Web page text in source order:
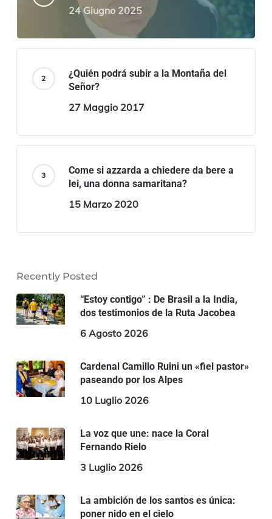
24 Giugno 2025
¿Quién podrá subir a la Montaña del
Señor?
27 Maggio 2017
Come si azzarda a chiedere da bere a
lei, una donna samaritana?
15 Marzo 2020
Recently Posted
“Estoy contigo” : De Brasil a la India,
dos testimonios de la Ruta Jacobea
6 Agosto 2026
Cardenal Camillo Ruini un «fiel pastor»
paseando por los Alpes
10 Luglio 2026
La voz que une: nace la Coral
Fernando Rielo
3 Luglio 2026
La ambición de los santos es única:
poner nido en el cielo